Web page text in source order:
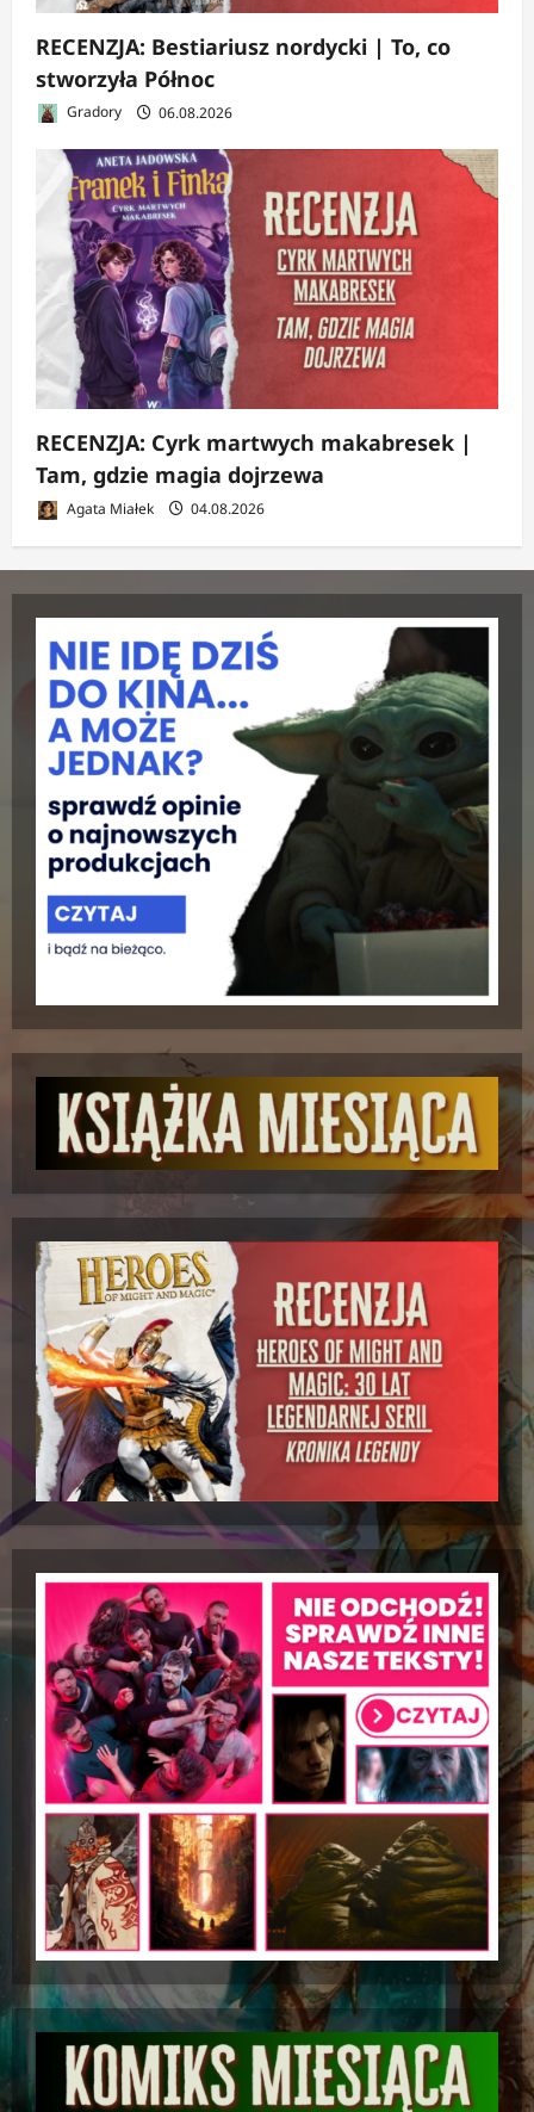
RECENZJA: Bestiariusz nordycki | To, co
stworzyła Północ
Gradory 06.08.2026
RECENZJA: Cyrk martwych makabresek |
Tam, gdzie magia dojrzewa
Agata Miałek 04.08.2026